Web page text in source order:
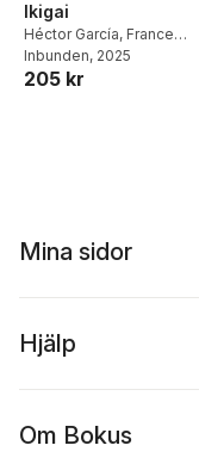
Ikigai
Héctor García, Francesc
Miralles
Inbunden, 2025
205 kr
Mina sidor
Hjälp
Om Bokus